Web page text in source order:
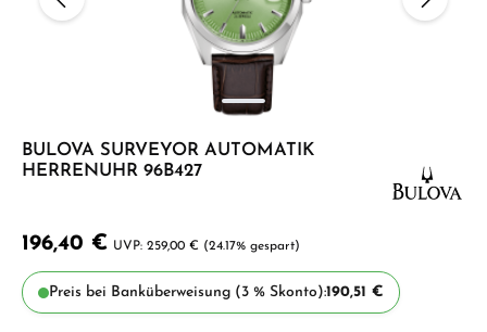
BULOVA SURVEYOR AUTOMATIK
HERRENUHR 96B427
196,40 € 259,00 € (24.17% gespart)
Preis bei Banküberweisung (3 % Skonto):190,51 €